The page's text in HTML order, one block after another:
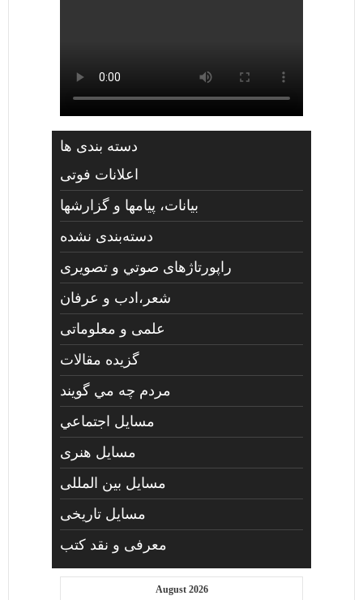
دسته بندی ها
اعلانات فوتی
بیانات، پیامها و گزارشها
دسته‌بندی نشده
راپورتاژهای صوتي و تصويری
شعر،ادب و عرفان
علمی و معلوماتی
گزیده مقالات
مردم چه مي گويند
مسايل اجتماعي
مسايل هنری
مسایل بین المللی
مسایل تاریخی
معرفی و نقد کتب
August 2026